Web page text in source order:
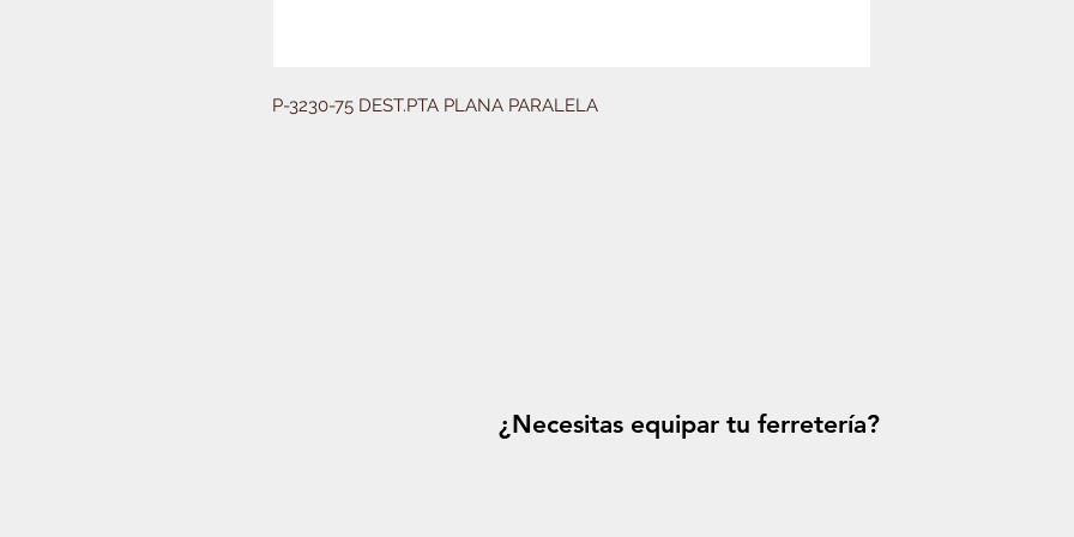
P-3230-75 DEST.PTA PLANA PARALELA
¿Necesitas equipar tu ferretería?